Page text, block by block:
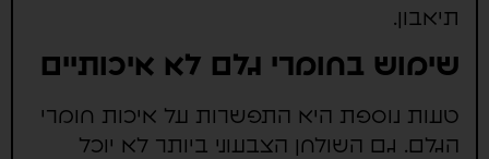
תיאבון.
שימוש בחומרי גלם לא איכותיים
טעות נוספת היא התפשרות על איכות חומרי
הגלם. גם השולחן הצבעוני ביותר לא יוכל